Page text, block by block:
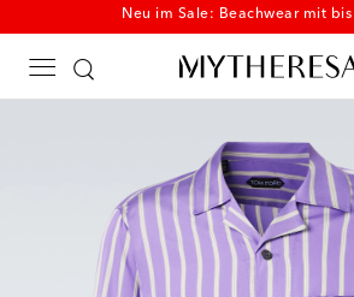
Neu im Sale: Beachwear mit bis